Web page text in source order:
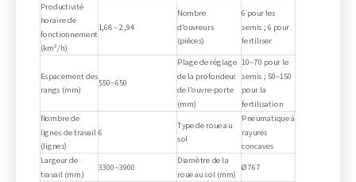
Productivité
horaire de
fonctionnement
(km²/h)
1,68 ~ 2,94
Nombre
d'ouvreurs
(pièces)
6 pour les
semis ; 6 pour
fertiliser
Espacement des
rangs (mm)
550~650
Plage de réglage
de la profondeur
de l'ouvre-porte
(mm)
10~70 pour le
semis ; 50~150
pour la
fertilisation
Nombre de
lignes de travail
(lignes)
6
Type de roue au
sol
Pneumatique à
rayures
concaves
Largeur de
travail (mm)
3300~3900
Diamètre de la
roue au sol (mm)
Ø767